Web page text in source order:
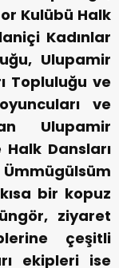
Kulübü Halk
Kadınlar
Ulupamir
Topluluğu ve
ve
Ulupamir
Dansları
bir kopuz
ziyaret
çeşitli
ekipleri ise